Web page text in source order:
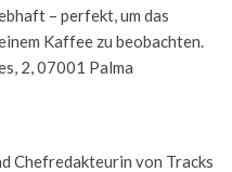
– perfekt, um das
Kaffee zu beobachten.
2, 07001 Palma
Chefredakteurin von Tracks